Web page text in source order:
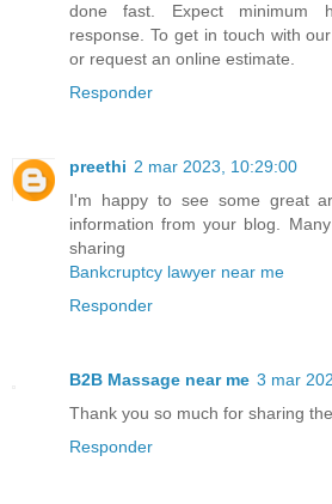
done fast. Expect minimum
response. To get in touch with
or request an online estimate.
Responder
preethi 2 mar 2023, 10:29:00
I'm happy to see some great
information from your blog.
sharing
Bankcruptcy lawyer near me
Responder
B2B Massage near me 3 mar
Thank you so much for sharing
Responder